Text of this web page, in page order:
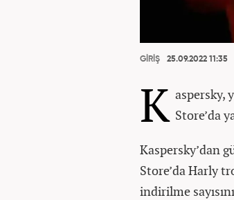
GİRİŞ 25.09.2022 11:35
K aspersky,
Store’da
Kaspersky’dan
Store’da Harly
indirilme